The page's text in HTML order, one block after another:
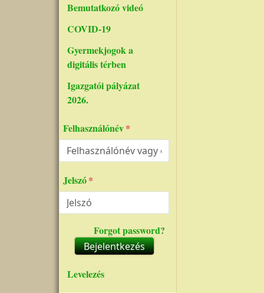
Bemutatkozó videó
COVID-19
Gyermekjogok a
digitális térben
Igazgatói pályázat
2026.
Felhasználónév
Jelszó
Forgot password?
Bejelentkezés
Levelezés